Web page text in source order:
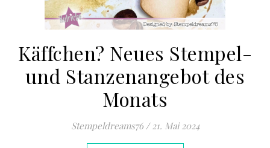
Käffchen? Neues Stempel-
und Stanzenangebot des
Monats
Stempeldreams76 / 21. Mai 2024